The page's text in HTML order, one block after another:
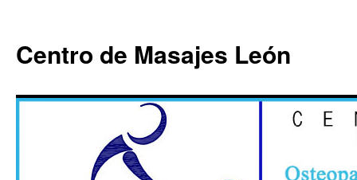
contenido
Centro de Masajes León